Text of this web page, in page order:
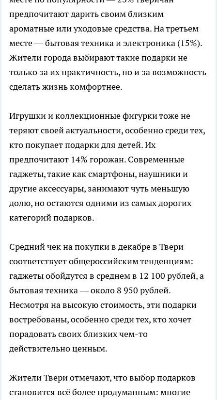
предпочитают дарить своим близким
ароматные или уходовые средства. На третьем
месте — бытовая техника и электроника (15%).
Жители города выбирают такие подарки не
только за их практичность, но и за возможность
сделать жизнь комфортнее.
Игрушки и коллекционные фигурки тоже не
теряют своей актуальности, особенно среди тех,
кто покупает подарки для детей. Их
предпочитают 14% горожан. Современные
гаджеты, такие как смартфоны, наушники и
другие аксессуары, занимают чуть меньшую
долю, но остаются одними из самых дорогих
категорий подарков.
Средний чек на покупки в декабре в Твери
соответствует общероссийским тенденциям:
гаджеты обойдутся в среднем в 12 100 рублей, а
бытовая техника — около 8 950 рублей.
Несмотря на высокую стоимость, эти подарки
востребованы, особенно среди тех, кто хочет
порадовать своих близких чем-то
действительно ценным.
Жители Твери отмечают, что выбор подарков
становится всё более продуманным: многие